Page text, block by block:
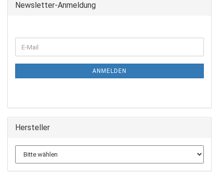
Newsletter-Anmeldung
ZUR
E-
Mail
ANMELDEN
Hersteller